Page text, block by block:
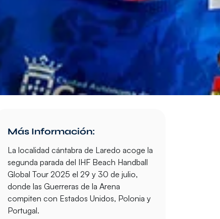
Más Información:
La localidad cántabra de Laredo acoge la
segunda parada del IHF Beach Handball
Global Tour 2025 el 29 y 30 de julio,
donde las Guerreras de la Arena
compiten con Estados Unidos, Polonia y
Portugal.